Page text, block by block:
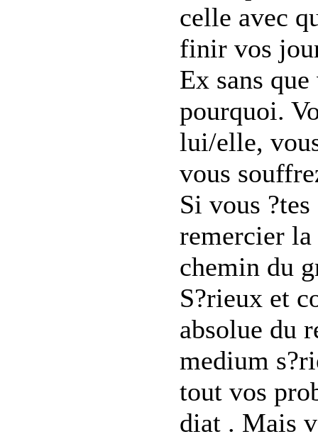
celle avec
finir vos
Ex sans
pourquoi.
lui/elle,
vous
Si vous
remercier
chemin du
S?rieux et
absolue du
medium
tout vos
diat . Mais